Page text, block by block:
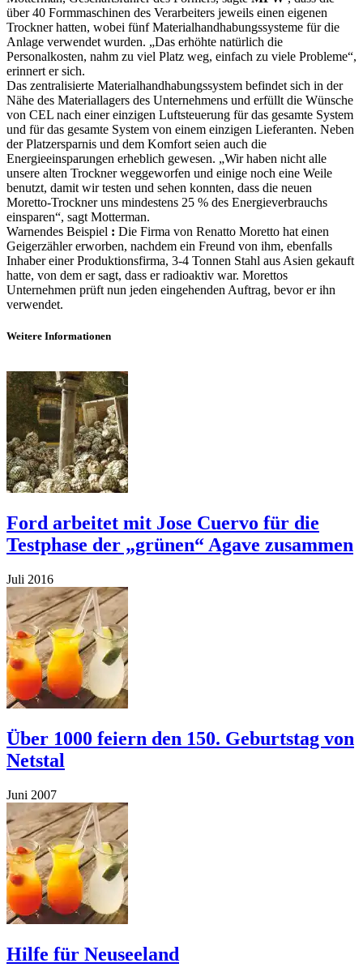
über 40 Formmaschinen des Verarbeiters jeweils einen eigenen
Trockner hatten, wobei fünf Materialhandhabungssysteme für die
Anlage verwendet wurden. „Das erhöhte natürlich die
Personalkosten, nahm zu viel Platz weg, einfach zu viele Probleme“,
erinnert er sich.
Das zentralisierte Materialhandhabungssystem befindet sich in der
Nähe des Materiallagers des Unternehmens und erfüllt die Wünsche
von CEL nach einer einzigen Luftsteuerung für das gesamte System
und für das gesamte System von einem einzigen Lieferanten. Neben
der Platzersparnis und dem Komfort seien auch die
Energieeinsparungen erheblich gewesen. „Wir haben nicht alle
unsere alten Trockner weggeworfen und einige noch eine Weile
benutzt, damit wir testen und sehen konnten, dass die neuen
Moretto-Trockner uns mindestens 25 % des Energieverbrauchs
einsparen“, sagt Motterman.
Warnendes Beispiel : Die Firma von Renatto Moretto hat einen
Geigerzähler erworben, nachdem ein Freund von ihm, ebenfalls
Inhaber einer Produktionsfirma, 3-4 Tonnen Stahl aus Asien gekauft
hatte, von dem er sagt, dass er radioaktiv war. Morettos
Unternehmen prüft nun jeden eingehenden Auftrag, bevor er ihn
verwendet.
Weitere Informationen
Ford arbeitet mit Jose Cuervo für die
Testphase der „grünen“ Agave zusammen
Juli 2016
Über 1000 feiern den 150. Geburtstag von
Netstal
Juni 2007
Hilfe für Neuseeland